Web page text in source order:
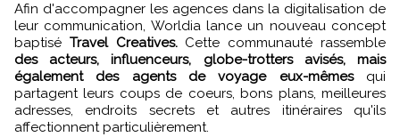
Afin d'accompagner les agences dans la digitalisation de
leur communication, Worldia lance un nouveau concept
baptisé Travel Creatives.Cette communauté rassemble
des acteurs, influenceurs, globe-trotters avisés, mais
également des agents de voyage eux-mêmesqui
partagent leurs coups de coeurs, bons plans, meilleures
adresses, endroits secrets et autres itinéraires qu'ils
affectionnent particulièrement.